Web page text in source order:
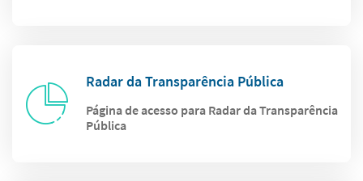
Radar da Transparência Pública
Página de acesso para Radar da Transparência
Pública